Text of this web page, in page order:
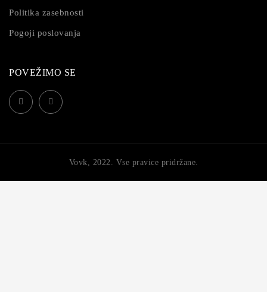
Politika zasebnosti
Pogoji poslovanja
POVEŽIMO SE
Vovk, 2022. Vse pravice pridržane.